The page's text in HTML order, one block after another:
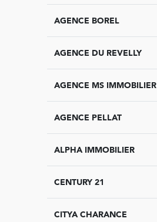
AGENCE BOREL
AGENCE DU REVELLY
AGENCE MS IMMOBILIER
AGENCE PELLAT
ALPHA IMMOBILIER
CENTURY 21
CITYA CHARANCE